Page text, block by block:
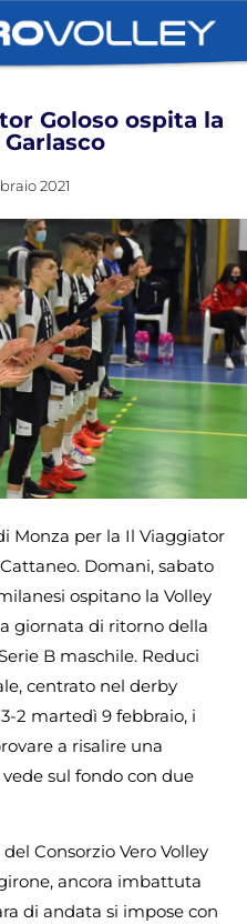
Goloso ospita la
2021
Monza per la Il Viaggiator
Domani, sabato
ospitano la Volley
giornata di ritorno della
B maschile. Reduci
centrato nel derby
2 martedì 9 febbraio, i
a risalire una
sul fondo con due
Consorzio Vero Volley
ancora imbattuta
di andata si impose con